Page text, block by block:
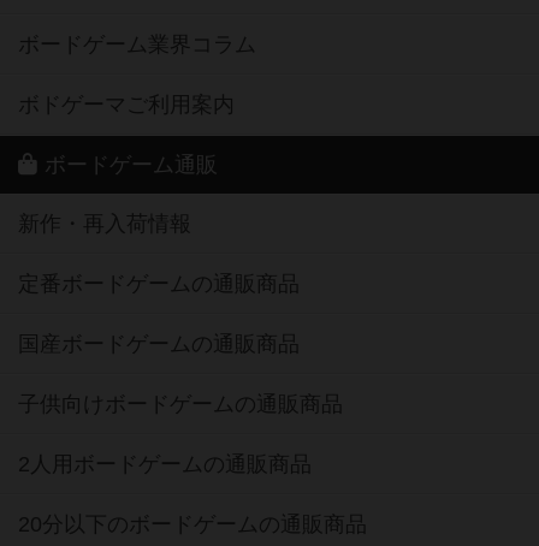
ボードゲーム業界コラム
ボドゲーマご利用案内
ボードゲーム通販
新作・再入荷情報
定番ボードゲームの通販商品
国産ボードゲームの通販商品
子供向けボードゲームの通販商品
2人用ボードゲームの通販商品
20分以下のボードゲームの通販商品